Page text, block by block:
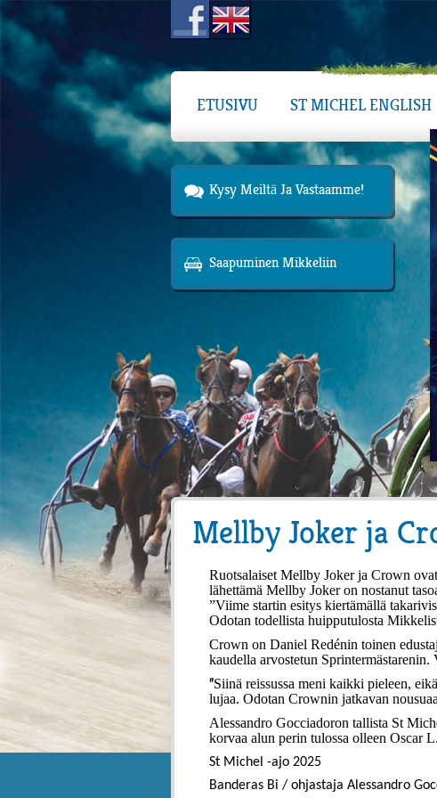
ETUSIVU ST MICHEL ENGLISH
Kysy Meiltä Ja Vastaamme!
Saapuminen Mikkeliin
Mellby Joker ja
Ruotsalaiset Mellby Joker ja Crown
lähettämä Mellby Joker on nostanut
”Viime startin esitys kiertämällä
Odotan todellista huipputulosta
Crown on Daniel Redénin toinen
kaudella arvostetun
”Siinä reissussa meni kaikki pieleen,
lujaa. Odotan Crownin jatkavan
Alessandro Gocciadoron tallista St
korvaa alun perin tulossa olleen Oscar
St Michel -ajo 2025
Banderas Bi / ohjastaja Alessandro